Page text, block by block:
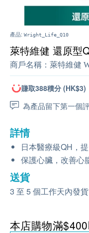
產品: Wright_Life_Q10
萊特維健 還原型
商戶名稱： 萊特維健
賺取388積分 (HK$3)
為產品留下第一個
詳情
日本醫療級QH ，
保護心臟，改善心
送貨
3 至 5 個工作天內發貨
本店購物滿